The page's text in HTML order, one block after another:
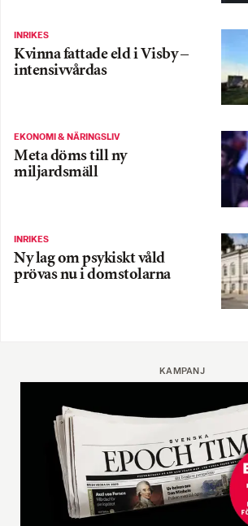
INRIKES
Kvinna fattade eld i Visby –
intensivvårdas
EKONOMI & NÄRINGSLIV
Meta döms till ny
miljardsmäll
INRIKES
Ny lag om psykiskt våld
prövas nu i domstolarna
KAMPANJ